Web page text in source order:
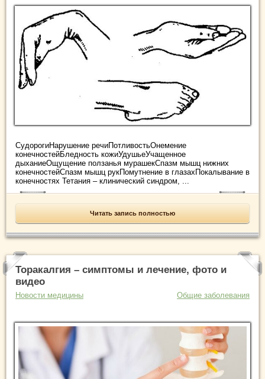
СудорогиНарушение речиПотливостьОнемение
конечностейБледность кожиУдушьеУчащенное
дыханиеОщущение ползанья мурашекСпазм мышц нижних
конечностейСпазм мышц рукПомутнение в глазахПокалывание в
конечностях Тетания – клинический синдром, ...
Читать запись полностью
Торакалгия – симптомы и лечение, фото и
видео
Новости медицины Общие заболевания